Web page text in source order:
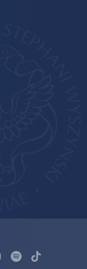
UKSWProfilUKSW